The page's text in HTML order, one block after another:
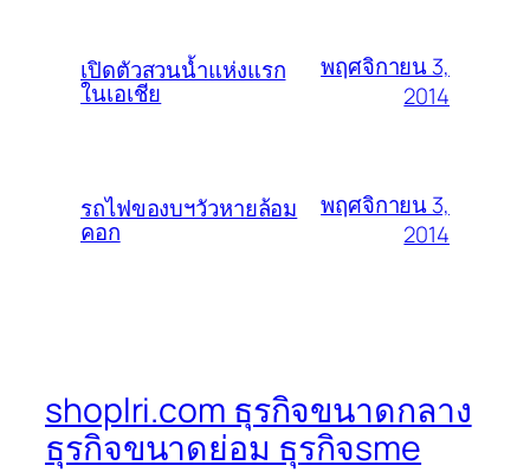
เปิดตัวสวนน้ำแห่งแรก
ในเอเชีย
พฤศจิกายน 3,
2014
รถไฟของบฯวัวหายล้อม
คอก
พฤศจิกายน 3,
2014
shoplri.com ธุรกิจขนาดกลาง
ธุรกิจขนาดย่อม ธุรกิจsme